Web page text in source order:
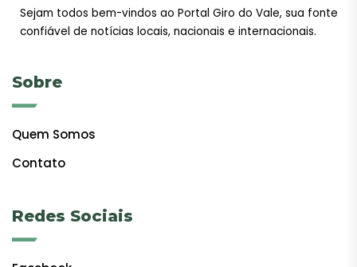
Sejam todos bem-vindos ao Portal Giro do Vale, sua fonte
confiável de notícias locais, nacionais e internacionais.
Sobre
Quem Somos
Contato
Redes Sociais